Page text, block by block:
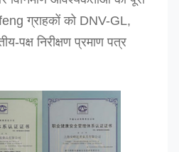
ग्राहकों को DNV-GL,
पक्ष निरीक्षण प्रमाण पत्र